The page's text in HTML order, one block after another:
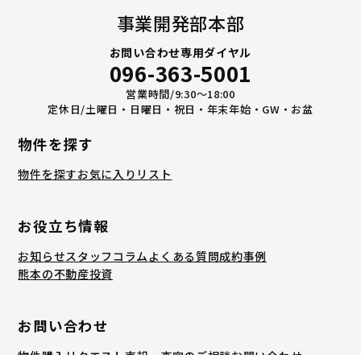
事業開発部本部
お問い合わせ専用ダイヤル
096-363-5001
営業時間/9:30〜18:00
定休日/土曜日・日曜日・祝日・年末年始・GW・お盆
物件を探す
物件を探すお気に入りリスト
お役立ち情報
お知らせスタッフコラムよくある質問成約事例
熊本の不動産投資
お問い合わせ